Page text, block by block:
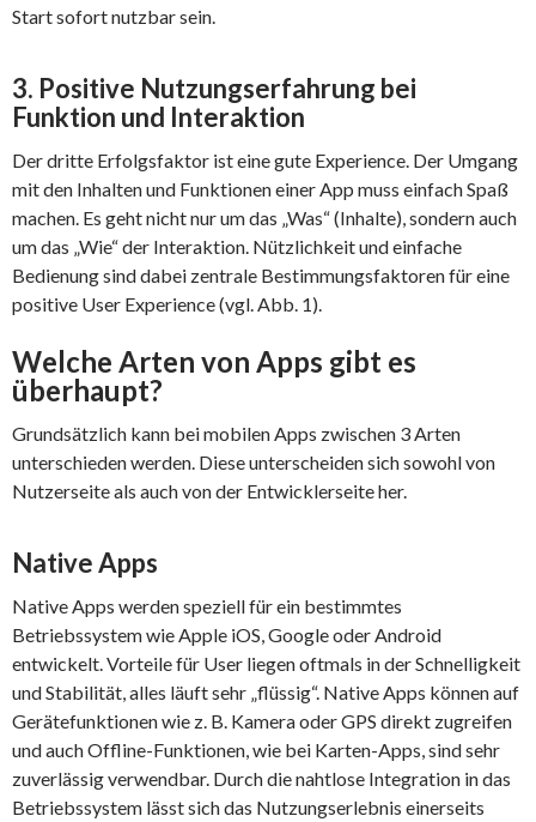
Start sofort nutzbar sein.
3. Positive Nutzungserfahrung bei
Funktion und Interaktion
Der dritte Erfolgsfaktor ist eine gute Experience. Der Umgang
mit den Inhalten und Funktionen einer App muss einfach Spaß
machen. Es geht nicht nur um das „Was“ (Inhalte), sondern auch
um das „Wie“ der Interaktion. Nützlichkeit und einfache
Bedienung sind dabei zentrale Bestimmungsfaktoren für eine
positive User Experience (vgl. Abb. 1).
Welche Arten von Apps gibt es
überhaupt?
Grundsätzlich kann bei mobilen Apps zwischen 3 Arten
unterschieden werden. Diese unterscheiden sich sowohl von
Nutzerseite als auch von der Entwicklerseite her.
Native Apps
Native Apps werden speziell für ein bestimmtes
Betriebssystem wie Apple iOS, Google oder Android
entwickelt. Vorteile für User liegen oftmals in der Schnelligkeit
und Stabilität, alles läuft sehr „flüssig“. Native Apps können auf
Gerätefunktionen wie z. B. Kamera oder GPS direkt zugreifen
und auch Offline-Funktionen, wie bei Karten-Apps, sind sehr
zuverlässig verwendbar. Durch die nahtlose Integration in das
Betriebssystem lässt sich das Nutzungserlebnis einerseits